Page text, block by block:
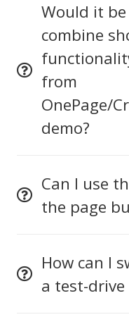
Would it
combine
from
OnePage/
demo?
Can I use
the page
How can I
a test-drive